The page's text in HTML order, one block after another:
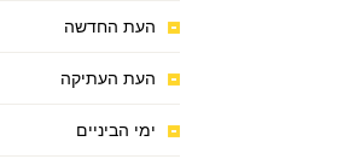
העת החדשה
העת העתיקה
ימי הביניים